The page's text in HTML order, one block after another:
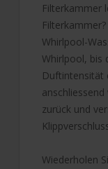
Filterkammer
Whirlpool-
Whirlpool, bis
Duftintensität
zurück und
Wiederholen